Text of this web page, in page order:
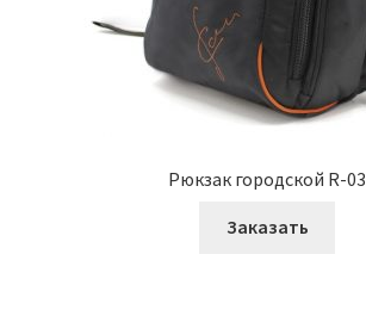
Рюкзак городской R-03
Заказать